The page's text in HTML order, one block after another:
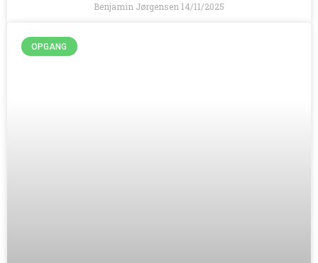
Benjamin Jørgensen14/11/2025
OPGANG